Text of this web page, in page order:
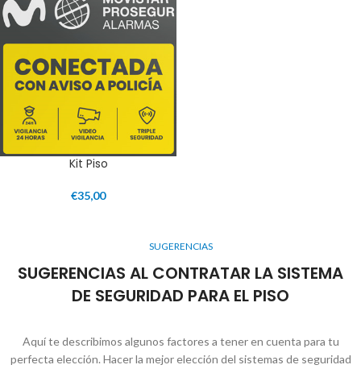
Kit Piso
€35,00
SUGERENCIAS
SUGERENCIAS AL CONTRATAR LA SISTEMA
DE SEGURIDAD PARA EL PISO
Aquí te describimos algunos factores a tener en cuenta para tu
perfecta elección. Hacer la mejor elección del sistemas de seguridad